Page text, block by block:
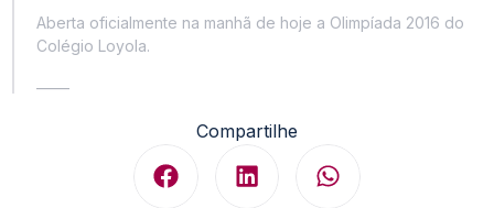
Aberta oficialmente na manhã de hoje a Olimpíada 2016 do
Colégio Loyola.
Compartilhe